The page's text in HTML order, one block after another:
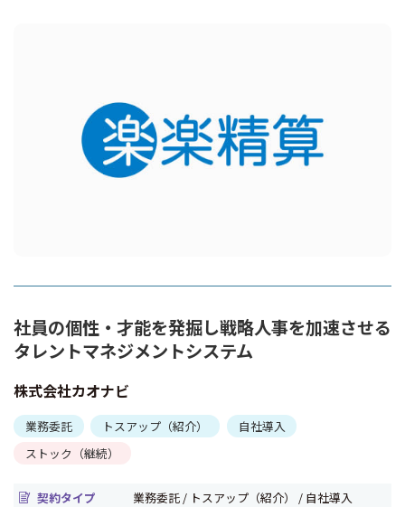
社員の個性・才能を発掘し戦略人事を加速させる
タレントマネジメントシステム
株式会社カオナビ
業務委託 トスアップ（紹介）
自社導入
ストック（継続）
契約タイプ
業務委託 / トスアップ（紹介） / 自社導入